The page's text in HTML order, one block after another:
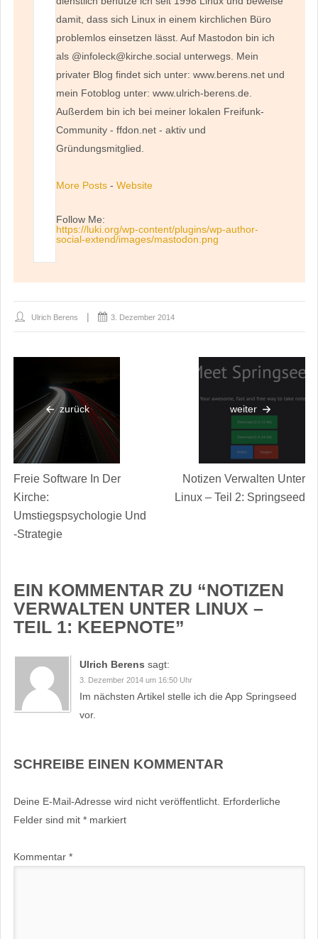
damit, dass sich Linux in einem kirchlichen Büro
problemlos einsetzen lässt. Auf Mastodon bin ich
als @infoleck@kirche.social unterwegs. Mein
privater Blog findet sich unter: www.berens.net und
mein Fotoblog unter: www.ulrich-berens.de.
Außerdem bin ich bei meiner lokalen Freifunk-
Community - ffdon.net - aktiv und
Gründungsmitglied.
More Posts- Website
Follow Me:
https://luki.org/wp-content/plugins/wp-author-
social-extend/images/mastodon.png
Ulrich Berens 3. Dezember 2014
zurück
Freie Software In Der
Kirche:
Umstiegspsychologie Und
-Strategie
weiter
Notizen Verwalten Unter
Linux – Teil 2: Springseed
EIN KOMMENTAR ZU “NOTIZEN
VERWALTEN UNTER LINUX –
TEIL 1: KEEPNOTE”
Ulrich Berens sagt:
3. Dezember 2014 um 16:50 Uhr
Im nächsten Artikel stelle ich die App Springseed
vor.
SCHREIBE EINEN KOMMENTAR
Deine E-Mail-Adresse wird nicht veröffentlicht. Erforderliche
Felder sind mit *markiert
Kommentar *